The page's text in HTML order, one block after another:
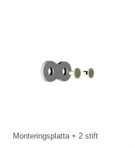
Monteringsplatta + 2 stift